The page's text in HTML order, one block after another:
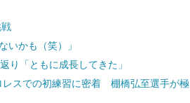
いかも（笑）」
り「ともに成長してきた」
レスでの初練習に密着 棚橋弘至選手が極